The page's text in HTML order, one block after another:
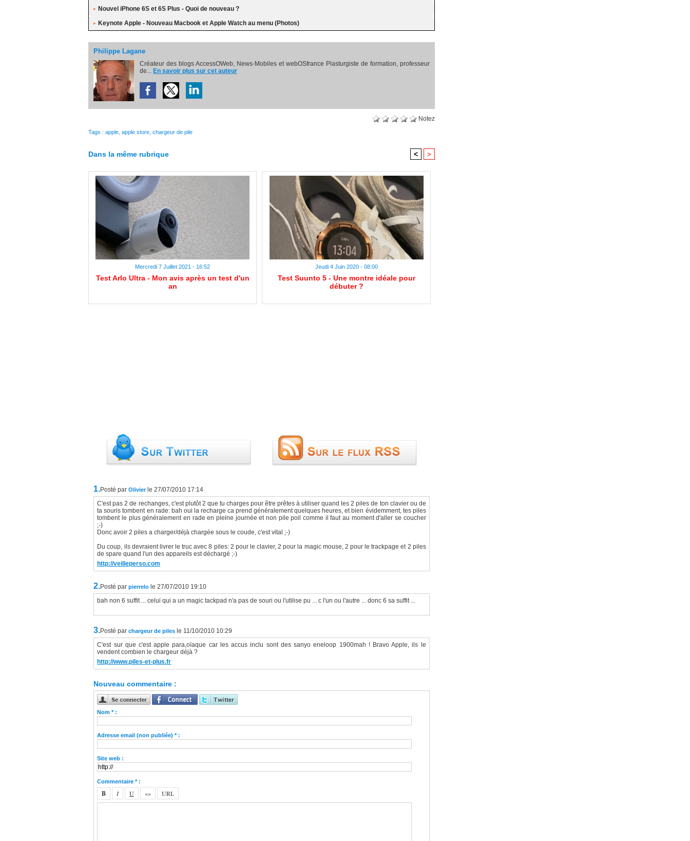
Nouvel iPhone 6S et 6S Plus - Quoi de nouveau ?
Keynote Apple - Nouveau Macbook et Apple Watch au menu (Photos)
Philippe Lagane
Créateur des blogs AccessOWeb, News-Mobiles et webOSfrance Plasturgiste de formation, professeur
de... En savoir plus sur cet auteur
Notez
Tags : apple apple store chargeur de pile
Dans la même rubrique < >
Mercredi 7 Juillet 2021 - 16:52
Test Arlo Ultra - Mon avis après un test d'un
an
Jeudi 4 Juin 2020 - 08:00
Test Suunto 5 - Une montre idéale pour
débuter ?
1.Posté par Olivier le 27/07/2010 17:14
C'est pas 2 de rechanges, c'est plutôt 2 que tu charges pour être prêtes à utiliser quand les 2 piles de ton clavier ou de
ta souris tombent en rade: bah oui la recharge ca prend généralement quelques heures, et bien évidemment, tes piles
tombent le plus généralement en rade en pleine journée et non pile poil comme il faut au moment d'aller se coucher
;-)
Donc avoir 2 piles a charger/déjà chargée sous le coude, c'est vital ;-)
Du coup, ils devraient livrer le truc avec 8 piles: 2 pour le clavier, 2 pour la magic mouse, 2 pour le trackpage et 2 piles
de spare quand l'un des appareils est déchargé ;-)
http://veilleperso.com
2.Posté par pierrelo le 27/07/2010 19:10
bah non 6 suffit ... celui qui a un magic tackpad n'a pas de souri ou l'utilise pu ... c l'un ou l'autre ... donc 6 sa suffit ...
3.Posté par chargeur de piles le 11/10/2010 10:29
C'est sur que c'est apple para,oïaque car les accus inclu sont des sanyo eneloop 1900mah ! Bravo Apple, ils le
vendent combien le chargeur déjà ?
http://www.piles-et-plus.fr
Nouveau commentaire :
Nom * :
Adresse email (non publiée) * :
Site web :
Commentaire * :